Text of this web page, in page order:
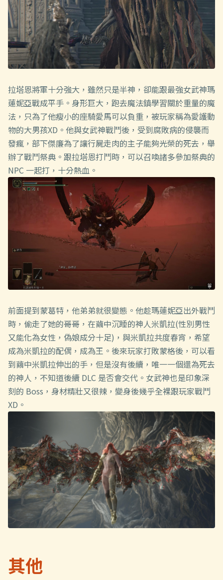
拉塔恩將軍十分強大，雖然只是半神，卻能跟最強女武神瑪
蓮妮亞戰成平手。身形巨大，跑去魔法鎮學習關於重量的魔
法，只為了他瘦小的座騎愛馬可以負重，被玩家稱為愛護動
物的大男孩XD。他與女武神戰鬥後，受到腐敗病的侵襲而
發瘋，部下傑廉為了讓行屍走肉的主子能夠光榮的死去，舉
辦了戰鬥祭典。跟拉塔恩打鬥時，可以召喚諸多參加祭典的
NPC 一起打，十分熱血。
前面提到蒙葛特，他弟弟就很變態。他趁瑪蓮妮亞出外戰鬥
時，偷走了她的哥哥，在繭中沉睡的神人米凱拉(性別男性
又能化為女性，偽娘成分十足)，與米凱拉共度春宵，希望
成為米凱拉的配偶，成為王。後來玩家打敗蒙格後，可以看
到繭中米凱拉伸出的手，但是沒有後續，唯一一個還為死去
的神人，不知道後續 DLC 是否會交代。女武神也是印象深
刻的 Boss，身材精壯又很辣，變身後幾乎全裸跟玩家戰鬥
XD。
其他